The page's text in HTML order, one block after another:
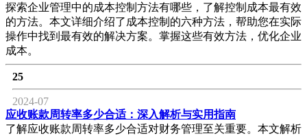
探索企业管理中的成本控制方法有哪些，了解控制成本最有效
的方法。本文详细介绍了成本控制的六种方法，帮助您在实际
操作中找到最有效的解决方案。掌握这些有效方法，优化企业
成本。
25
2024-07
应收账款周转率多少合适：深入解析与实用指南
了解应收账款周转率多少合适对财务管理至关重要。本文解析